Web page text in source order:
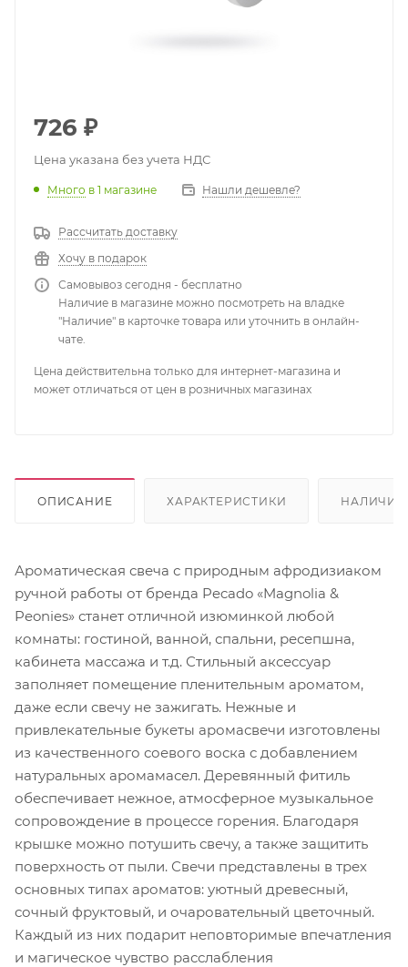
726 ₽
Цена указана без учета НДС
Много в 1 магазине Нашли дешевле?
Рассчитать доставку
Хочу в подарок
Самовывоз сегодня - бесплатно
Наличие в магазине можно посмотреть на владке
"Наличие" в карточке товара или уточнить в онлайн-
чате.
Цена действительна только для интернет-магазина и
может отличаться от цен в розничных магазинах
ОПИСАНИЕ ХАРАКТЕРИСТИКИ НАЛИЧИЕ
Ароматическая свеча с природным афродизиаком
ручной работы от бренда Pecado «Magnolia &
Peonies» станет отличной изюминкой любой
комнаты: гостиной, ванной, спальни, ресепшна,
кабинета массажа и т.д. Стильный аксессуар
заполняет помещение пленительным ароматом,
даже если свечу не зажигать. Нежные и
привлекательные букеты аромасвечи изготовлены
из качественного соевого воска с добавлением
натуральных аромамасел. Деревянный фитиль
обеспечивает нежное, атмосферное музыкальное
сопровождение в процессе горения. Благодаря
крышке можно потушить свечу, а также защитить
поверхность от пыли. Свечи представлены в трех
основных типах ароматов: уютный древесный,
сочный фруктовый, и очаровательный цветочный.
Каждый из них подарит неповторимые впечатления
и магическое чувство расслабления